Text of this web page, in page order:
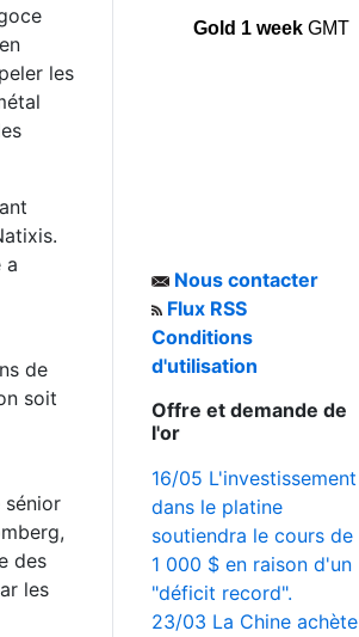
les
a
de
soit
sénior
des
les
Gold 1 weekGMT
Nous contacter
Flux RSS
Conditions
d'utilisation
Offre et demande de
l'or
16/05 L'investissement
dans le platine
soutiendra le cours de
1 000 $ en raison d'un
"déficit record".
23/03 La Chine achète